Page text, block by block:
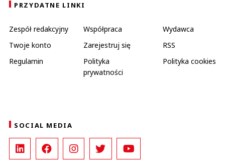
PRZYDATNE LINKI
Zespół redakcyjny Współpraca
Wydawca
Twoje konto
Zarejestruj się
RSS
Regulamin
Polityka
prywatności
Polityka cookies
SOCIAL MEDIA